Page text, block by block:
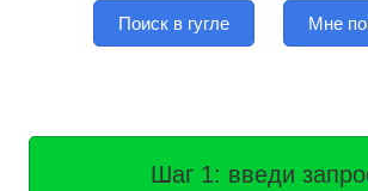
Поиск в гугле Мне
Шаг 1: введи